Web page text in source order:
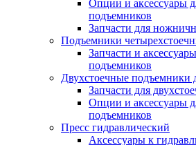
Опции и аксессуары
подъемников
Запчасти для
Подъемники
Запчасти и
подъемников
Двухстоечные подъемники
Запчасти для
Опции и аксессуары
подъемников
Пресс гидравлический
Аксессуары к